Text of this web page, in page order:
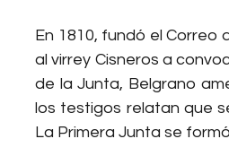
En 1810, fundó el Correo
al virrey Cisneros a
de la Junta, Belgrano
los testigos relatan que
La Primera Junta se